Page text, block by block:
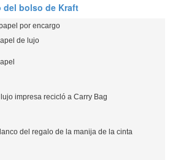
del bolso de Kraft
por encargo
de lujo
impresa recicló a Carry Bag
del regalo de la manija de la cinta